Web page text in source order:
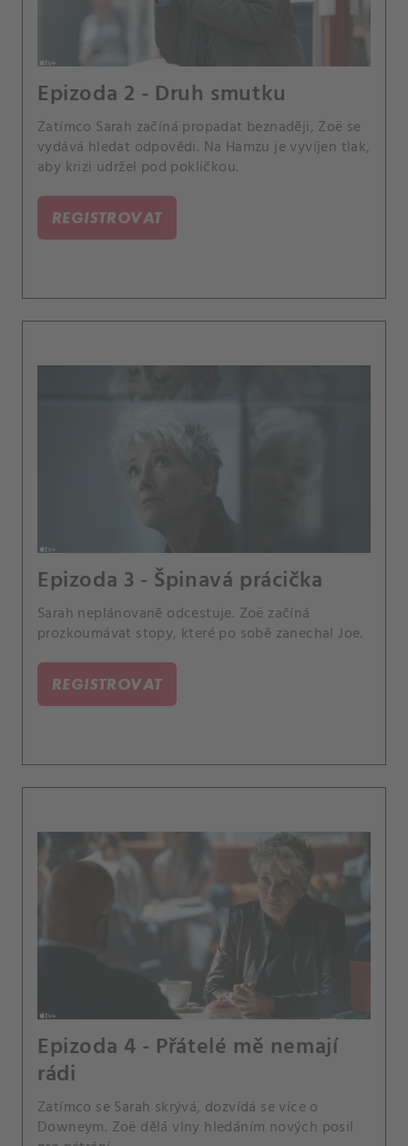
Epizoda 2 - Druh smutku
Zatímco Sarah začíná propadat beznaději, Zoë se
vydává hledat odpovědi. Na Hamzu je vyvíjen tlak,
aby krizi udržel pod pokličkou.
REGISTROVAT
Epizoda 3 - Špinavá prácička
Sarah neplánovaně odcestuje. Zoë začíná
prozkoumávat stopy, které po sobě zanechal Joe.
REGISTROVAT
Epizoda 4 - Přátelé mě nemají
rádi
Zatímco se Sarah skrývá, dozvídá se více o
Downeym. Zoë dělá vlny hledáním nových posil